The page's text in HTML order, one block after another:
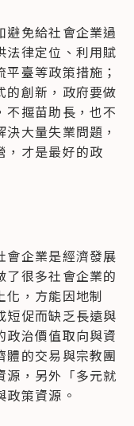
避免給社會企業過
法律定位、利用賦
臺等政策措施；
的創新，政府要做
不揠苗助長，也不
大量失業問題，
，才是最好的政
會企業是經濟發展
了很多社會企業的
化，方能因地制
短促而缺乏長遠與
政治價值取向與資
體的交易與宗教團
源，另外「多元就
策資源。